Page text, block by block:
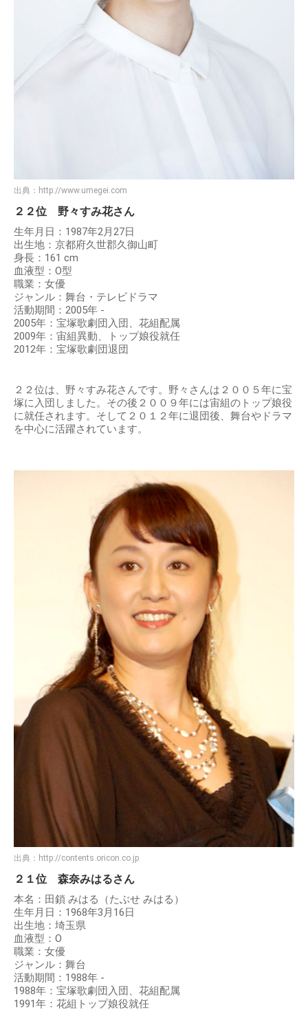
出典： http://www.umegei.com
２２位 野々すみ花さん
生年月日：1987年2月27日
出生地：京都府久世郡久御山町
身長：161 cm
血液型：O型
職業：女優
ジャンル：舞台・テレビドラマ
活動期間：2005年 -
2005年：宝塚歌劇団入団、花組配属
2009年：宙組異動、トップ娘役就任
2012年：宝塚歌劇団退団
２２位は、野々すみ花さんです。野々さんは２００５年に宝
塚に入団しました。その後２００９年には宙組のトップ娘役
に就任されます。そして２０１２年に退団後、舞台やドラマ
を中心に活躍されています。
出典： http://contents.oricon.co.jp
２１位 森奈みはるさん
本名：田鎖 みはる（たぶせ みはる）
生年月日：1968年3月16日
出生地：埼玉県
血液型：O
職業：女優
ジャンル：舞台
活動期間：1988年 -
1988年：宝塚歌劇団入団、花組配属
1991年：花組トップ娘役就任